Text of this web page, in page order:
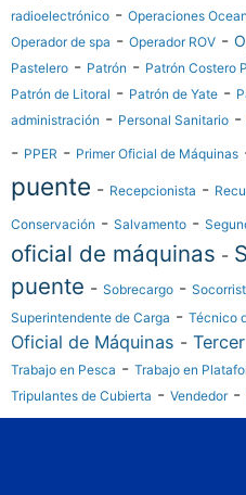
radioelectrónico - Operaciones
Operador de spa - Operador ROV -
Pastelero - Patrón - Patrón Costero
Patrón de Litoral - Patrón de Yate -
administración - Personal Sanitario -
- PPER - Primer Oficial de Máquinas
puente - Recepcionista -
Conservación - Salvamento -
oficial de máquinas -
puente - Sobrecargo -
Superintendente de Carga - Técnico
Oficial de Máquinas -
Trabajo en Pesca - Trabajo en
Tripulantes de Cubierta - Vendedor-